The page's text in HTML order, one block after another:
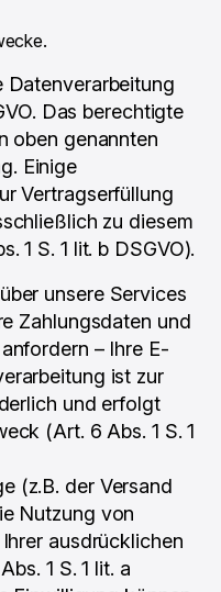
Datenverarbeitung
Das berechtigte
oben genannten
Einige
Vertragserfüllung
zu diesem
1 S. 1 lit. b DSGVO).
unsere Services
Zahlungsdaten und
– Ihre E-
ist zur
und erfolgt
(Art. 6 Abs. 1 S. 1
(z.B. der Versand
Nutzung von
ausdrücklichen
1 S. 1 lit. a